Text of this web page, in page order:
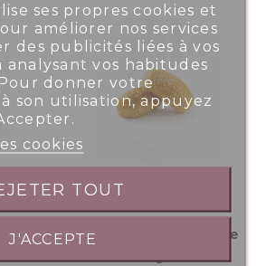
Mini Navettes Sésame
10gr
ses propres cookies et
améliorer nos services
des publicités liées à vos
analysant vos habitudes
donner votre
son utilisation, appuyez
cookies
TOUT
J'ACCEPTE